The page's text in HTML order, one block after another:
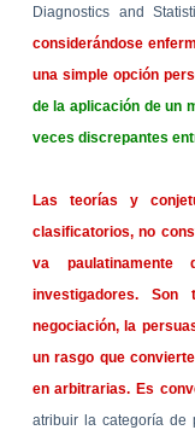
Diagnostics and
considerándose
una simple opción
de la aplicación de un
veces discrepantes
Las teorías y
clasificatorios, no
va
investigadores.
negociación, la
un rasgo que
en arbitrarias. Es
atribuir la categoría de